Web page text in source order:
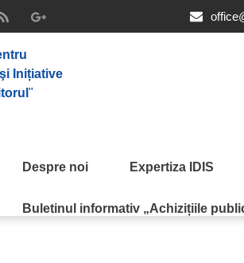
Inițiative
"
Despre noi Expertiza IDIS
Buletinul informativ „Achizițiile
achizițiilor
Programul face parte din proiectul
edge improvements in the public
societății civile în monitorizarea
de lucru sunt:
de atac ale deciziei în instant